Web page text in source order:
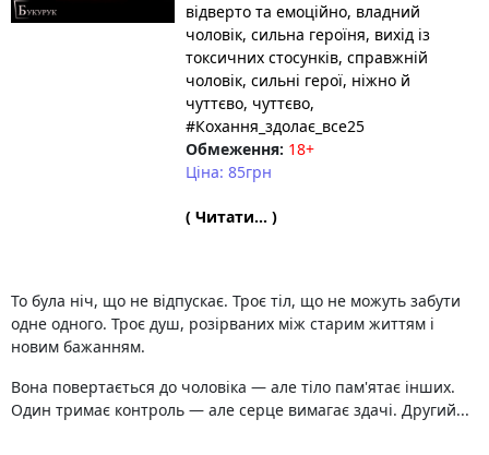
відверто та емоційно, владний
чоловік, сильна героїня, вихід із
токсичних стосунків, справжній
чоловік, сильні герої, ніжно й
чуттєво, чуттєво,
#Кохання_здолає_все25
Обмеження: 18+
Ціна: 85грн
( Читати... )
То була ніч, що не відпускає. Троє тіл, що не можуть забути
одне одного. Троє душ, розірваних між старим життям і
новим бажанням.
Вона повертається до чоловіка — але тіло пам'ятає інших.
Один тримає контроль — але серце вимагає здачі. Другий...